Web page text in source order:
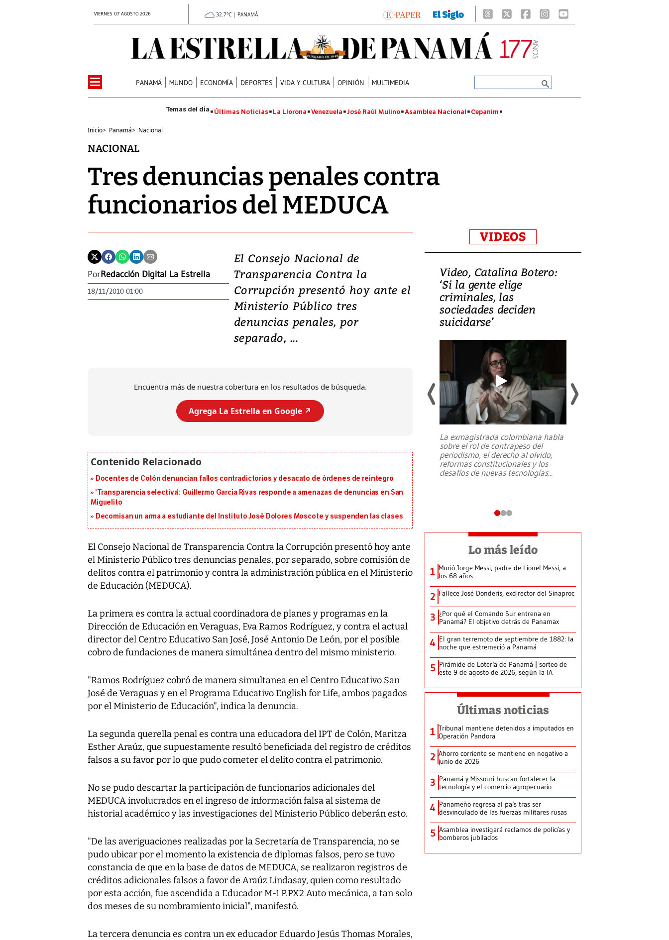
VIERNES 07 AGOSTO 2026 32.7°C | PANAMÁ
PANAMÁ MUNDO ECONOMÍA DEPORTES VIDA Y CULTURA OPINIÓN MULTIMEDIA
Últimas Noticias La Llorona Venezuela José Raúl Mulino Asamblea Nacional Cepanim
Inicio> Panamá> Nacional
NACIONAL
Tres denuncias penales contra
funcionarios del MEDUCA
PorRedacción Digital La Estrella
18/11/2010 01:00
El Consejo Nacional de
Transparencia Contra la
Corrupción presentó hoy ante el
Ministerio Público tres
denuncias penales, por
separado, ...
Encuentra más de nuestra cobertura en los resultados de búsqueda.
Agrega La Estrella en Google ↗️
Docentes de Colón denuncian fallos contradictorios y desacato de órdenes de reintegro
‘Transparencia selectiva’: Guillermo García Rivas responde a amenazas de denuncias en San
Miguelito
Decomisan un arma a estudiante del Instituto José Dolores Moscote y suspenden las clases
El Consejo Nacional de Transparencia Contra la Corrupción presentó hoy ante
el Ministerio Público tres denuncias penales, por separado, sobre comisión de
delitos contra el patrimonio y contra la administración pública en el Ministerio
de Educación (MEDUCA).
La primera es contra la actual coordinadora de planes y programas en la
Dirección de Educación en Veraguas, Eva Ramos Rodríguez, y contra el actual
director del Centro Educativo San José, José Antonio De León, por el posible
cobro de fundaciones de manera simultánea dentro del mismo ministerio.
"Ramos Rodríguez cobró de manera simultanea en el Centro Educativo San
José de Veraguas y en el Programa Educativo English for Life, ambos pagados
por el Ministerio de Educación", indica la denuncia.
La segunda querella penal es contra una educadora del IPT de Colón, Maritza
Esther Araúz, que supuestamente resultó beneficiada del registro de créditos
falsos a su favor por lo que pudo cometer el delito contra el patrimonio.
No se pudo descartar la participación de funcionarios adicionales del
MEDUCA involucrados en el ingreso de información falsa al sistema de
historial académico y las investigaciones del Ministerio Público deberán esto.
"De las averiguaciones realizadas por la Secretaría de Transparencia, no se
pudo ubicar por el momento la existencia de diplomas falsos, pero se tuvo
constancia de que en la base de datos de MEDUCA, se realizaron registros de
créditos adicionales falsos a favor de Araúz Lindasay, quien como resultado
por esta acción, fue ascendida a Educador M-1 P.PX2 Auto mecánica, a tan solo
dos meses de su nombramiento inicial", manifestó.
La tercera denuncia es contra un ex educador Eduardo Jesús Thomas Morales,
VIDEOS
Video, Japón: Terremoto
deja heridos y graves
daños en Kumamoto
Un fuerte terremoto de magnitud
7,1 se registró este martes 28 de
Video, Catalina Botero:
‘Si la gente elige
criminales, las
sociedades deciden
suicidarse’
La exmagistrada colombiana habla
sobre el rol de contrapeso del
periodismo, el derecho al olvido,
reformas constitucionales y los
desafíos de nuevas tecnologías...
Lo más leído
1 Murió Jorge Messi, padre de Lionel Messi, a
los 68 años
2 Fallece José Donderis, exdirector del Sinaproc
3 ¿Por qué el Comando Sur entrena en
Panamá? El objetivo detrás de Panamax
4 El gran terremoto de septiembre de 1882: la
noche que estremeció a Panamá
5 Pirámide de Lotería de Panamá | sorteo de
este 9 de agosto de 2026, según la IA
Últimas noticias
1 Tribunal mantiene detenidos a imputados en
Operación Pandora
2 Ahorro corriente se mantiene en negativo a
junio de 2026
3 Panamá y Missouri buscan fortalecer la
tecnología y el comercio agropecuario
4 Panameño regresa al país tras ser
desvinculado de las fuerzas militares rusas
5 Asamblea investigará reclamos de policías y
bomberos jubilados